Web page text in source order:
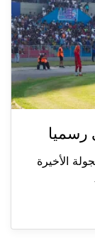
رسميا
زغرتا 1-0، في الجولة الأخيرة